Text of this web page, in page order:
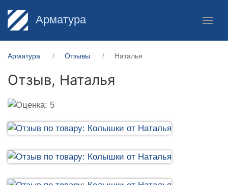
Арматура
Арматура Отзывы Наталья
Отзыв, Наталья